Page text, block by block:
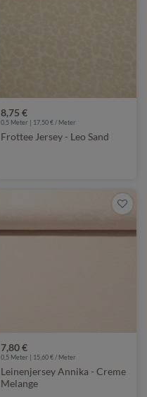
8,75 €
0,5 Meter | 17,50 € / Meter
Frottee Jersey - Leo Sand
7,80 €
0,5 Meter | 15,60 € / Meter
Leinenjersey Annika - Creme
Melange